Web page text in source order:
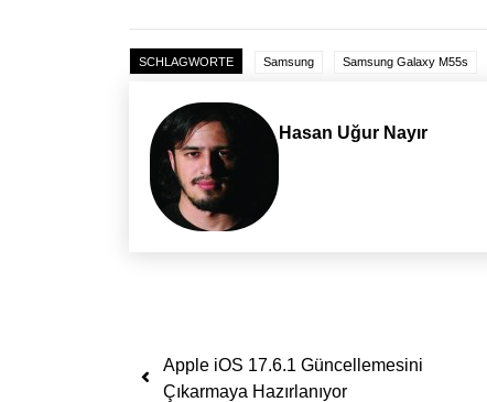
SCHLAGWORTE Samsung Samsung Galaxy M55s
Hasan Uğur Nayır
Yazı dolaşımı
Apple iOS 17.6.1 Güncellemesini
Çıkarmaya Hazırlanıyor